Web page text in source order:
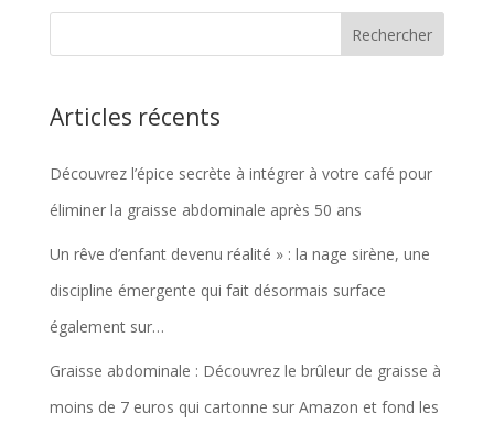
Articles récents
Découvrez l’épice secrète à intégrer à votre café pour
éliminer la graisse abdominale après 50 ans
Un rêve d’enfant devenu réalité » : la nage sirène, une
discipline émergente qui fait désormais surface
également sur…
Graisse abdominale : Découvrez le brûleur de graisse à
moins de 7 euros qui cartonne sur Amazon et fond les